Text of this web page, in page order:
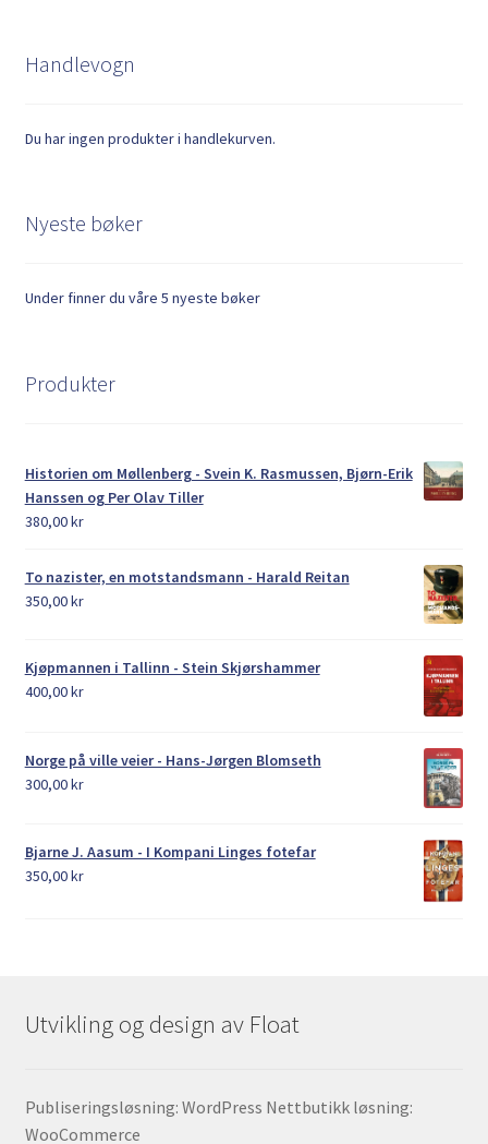
Handlevogn
Du har ingen produkter i handlekurven.
Nyeste bøker
Under finner du våre 5 nyeste bøker
Produkter
Historien om Møllenberg - Svein K. Rasmussen, Bjørn-Erik
Hanssen og Per Olav Tiller
380,00kr
To nazister, en motstandsmann - Harald Reitan
350,00kr
Kjøpmannen i Tallinn - Stein Skjørshammer
400,00kr
Norge på ville veier - Hans-Jørgen Blomseth
300,00kr
Bjarne J. Aasum - I Kompani Linges fotefar
350,00kr
Utvikling og design av Float
Publiseringsløsning: WordPress Nettbutikk løsning:
WooCommerce